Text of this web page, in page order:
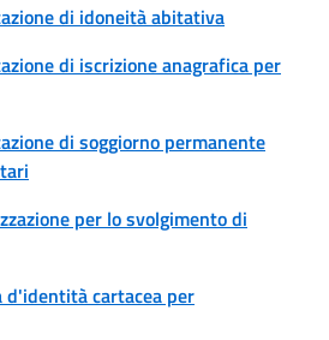
di idoneità abitativa
di iscrizione anagrafica per
di soggiorno permanente
per lo svolgimento di
d'identità cartacea per